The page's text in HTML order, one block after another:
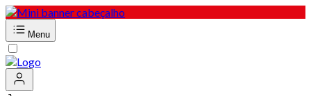
Menu